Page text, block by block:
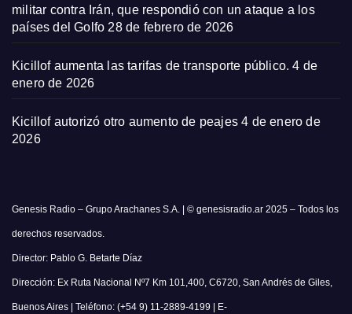
militar contra Irán, que respondió con un ataque a los
países del Golfo 28 de febrero de 2026
Kicillof aumenta las tarifas de transporte público. 4 de
enero de 2026
Kicillof autorizó otro aumento de peajes 4 de enero de
2026
Genesis Radio – Grupo Arachanes S.A. | © genesisradio.ar 2025 – Todos los
derechos reservados.
Director: Pablo G. Betarte Díaz
Dirección: Ex Ruta Nacional Nº7 Km 101,400, C6720, San Andrés de Giles,
Buenos Aires | Teléfono: (+54 9) 11-2889-4199 | E-